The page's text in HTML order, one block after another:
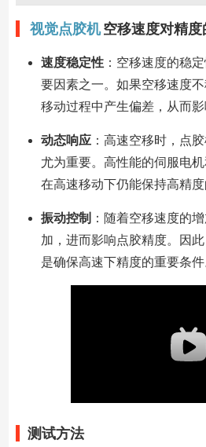
视觉点胶机 空移速度对精度
速度稳定性：空移速度的稳
要因素之一。如果空移速度
移动过程中产生偏差，从而影
动态响应：高速空移时，点
尤为重要。高性能的伺服电
在高速移动下仍能保持高精度
振动控制 ：随着空移速度的
加，进而影响点胶精度。因
是确保高速下精度的重要条件
测试方法